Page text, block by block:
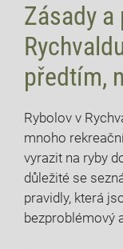
Zásady
⁣předtím,
Rybolov v
mnoho
vyrazit na ryby
důležité se
pravidly, ‌která
bezproblémový⁣